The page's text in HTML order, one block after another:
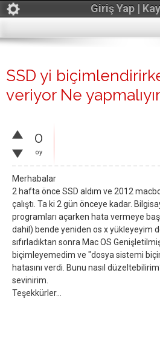
Giriş Yap |
SSD yi
veriyor Ne
0
oy
Merhabalar
2 hafta önce SSD aldım ve 2012
çalıştı. Ta ki 2 gün önceye kadar.
programları açarken hata vermeye
dahil) bende yeniden os x yükleyeyim
sıfırladıktan sonra Mac OS
biçimleyemedim ve "dosya sistemi
hatasını verdi. Bunu nasıl
sevinirim.
Teşekkürler...